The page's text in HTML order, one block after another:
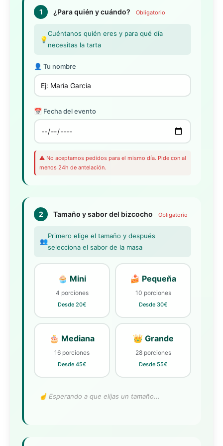
1 ¿Para quién y cuándo? Obligatorio
💡
Cuéntanos quién eres y para qué día
necesitas la tarta
👤 Tu nombre
📅 Fecha del evento
⚠️ No aceptamos pedidos para el mismo día. Pide con al
menos 24h de antelación.
2 Tamaño y sabor del bizcocho Obligatorio
👥
Primero elige el tamaño y después
selecciona el sabor de la masa
🧁 Mini
4 porciones
Desde 20€
🍰 Pequeña
10 porciones
Desde 30€
🎂 Mediana
16 porciones
Desde 45€
👑 Grande
28 porciones
Desde 55€
☝️ Esperando a que elijas un tamaño...